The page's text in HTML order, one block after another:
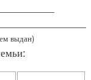
выдан)